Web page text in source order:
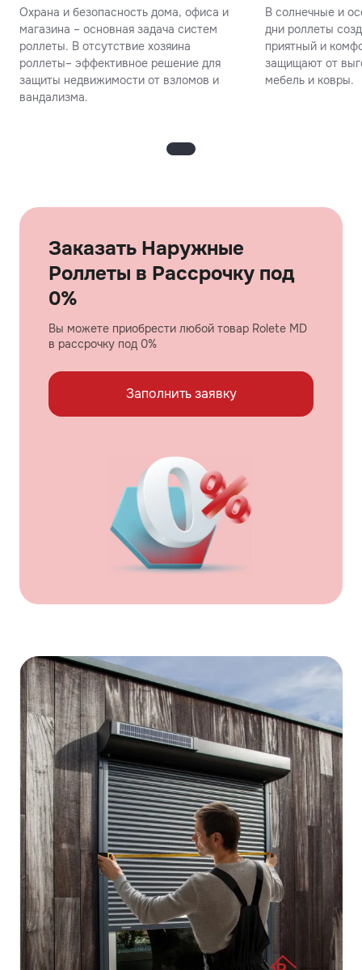
Охрана и безопасность дома, офиса и
магазина – основная задача систем
роллеты. В отсутствие хозяина
роллеты– эффективное решение для
защиты недвижимости от взломов и
вандализма.
В солнечные и
дни роллеты
приятный и
защищают от
мебель и ковры.
Заказать Наружные
Роллеты в Рассрочку под
0%
Вы можете приобрести любой товар Rolete MD
в рассрочку под 0%
Заполнить заявку